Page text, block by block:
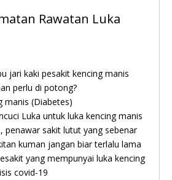
Rawatan Luka
jari kaki pesakit kencing manis
perlu di potong?
manis (Diabetes)
Luka untuk luka kencing manis
penawar sakit lutut yang sebenar
kuman jangan biar terlalu lama
yang mempunyai luka kencing
covid-19